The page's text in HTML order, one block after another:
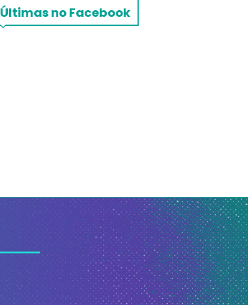
Últimas no Facebook